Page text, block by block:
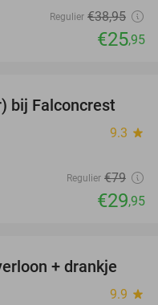
Regulier €38,95
€25,95
62%
bij Falconcrest
9.3 star
Regulier €79
€29,95
15%
+ drankje
9.9 star